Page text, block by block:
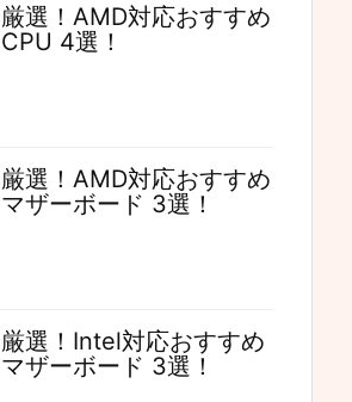
厳選！AMD対応おすすめ
CPU 4選！
厳選！AMD対応おすすめ
マザーボード 3選！
厳選！Intel対応おすすめ
マザーボード 3選！